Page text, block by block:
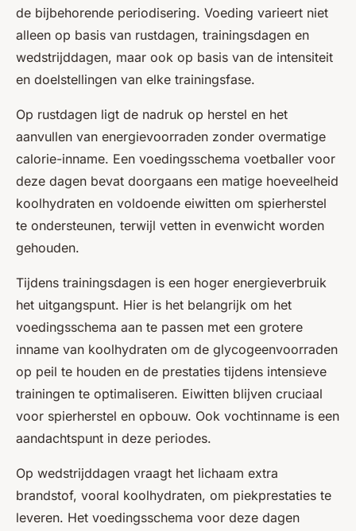
de bijbehorende periodisering. Voeding varieert niet
alleen op basis van rustdagen, trainingsdagen en
wedstrijddagen, maar ook op basis van de intensiteit
en doelstellingen van elke trainingsfase.
Op rustdagen ligt de nadruk op herstel en het
aanvullen van energievoorraden zonder overmatige
calorie-inname. Een voedingsschema voetballer voor
deze dagen bevat doorgaans een matige hoeveelheid
koolhydraten en voldoende eiwitten om spierherstel
te ondersteunen, terwijl vetten in evenwicht worden
gehouden.
Tijdens trainingsdagen is een hoger energieverbruik
het uitgangspunt. Hier is het belangrijk om het
voedingsschema aan te passen met een grotere
inname van koolhydraten om de glycogeenvoorraden
op peil te houden en de prestaties tijdens intensieve
trainingen te optimaliseren. Eiwitten blijven cruciaal
voor spierherstel en opbouw. Ook vochtinname is een
aandachtspunt in deze periodes.
Op wedstrijddagen vraagt het lichaam extra
brandstof, vooral koolhydraten, om piekprestaties te
leveren. Het voedingsschema voor deze dagen